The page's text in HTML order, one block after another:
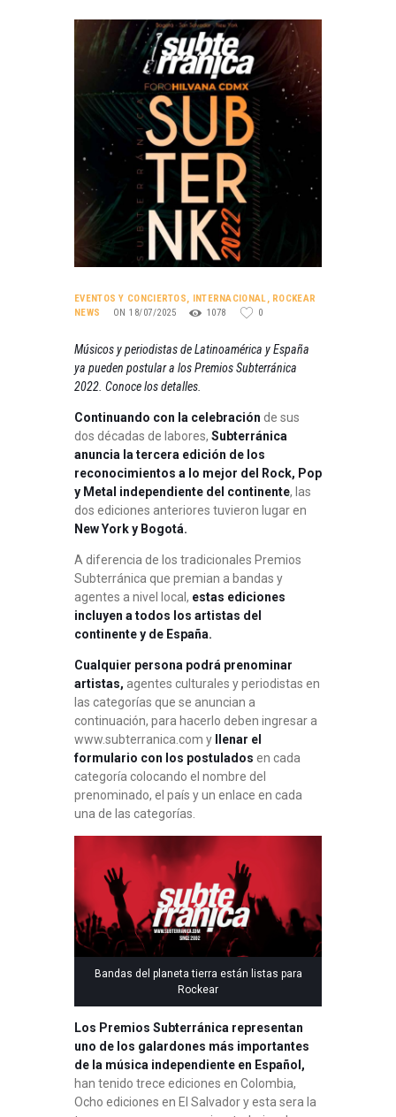
EVENTOS Y CONCIERTOS, INTERNACIONAL, ROCKEAR
NEWS
ON 18/07/2025 1078 0
Músicos y periodistas de Latinoamérica y España
ya pueden postular a los Premios Subterránica
2022. Conoce los detalles.
Continuando con la celebración de sus
dos décadas de labores, Subterránica
anuncia la tercera edición de los
reconocimientos a lo mejor del Rock, Pop
y Metal independiente del continente, las
dos ediciones anteriores tuvieron lugar en
New York y Bogotá.
A diferencia de los tradicionales Premios
Subterránica que premian a bandas y
agentes a nivel local, estas ediciones
incluyen a todos los artistas del
continente y de España.
Cualquier persona podrá prenominar
artistas, agentes culturales y periodistas en
las categorías que se anuncian a
continuación, para hacerlo deben ingresar a
www.subterranica.com y
llenar el
formulario con los postulados en cada
categoría colocando el nombre del
prenominado, el país y un enlace en cada
una de las categorías.
Bandas del planeta tierra están listas para
Rockear
Los Premios Subterránica representan
uno de los galardones más importantes
de la música independiente en Español,
han tenido trece ediciones en Colombia,
Ocho ediciones en El Salvador y esta sera la